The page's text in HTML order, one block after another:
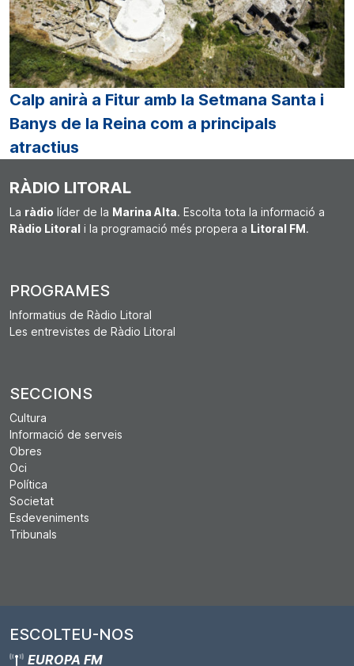
Calp anirà a Fitur amb la Setmana Santa i
Banys de la Reina com a principals
atractius
RÀDIO LITORAL
La ràdio líder de la Marina Alta. Escolta tota la informació a
Ràdio Litoral i la programació més propera a Litoral FM.
PROGRAMES
Informatius de Ràdio Litoral
Les entrevistes de Ràdio Litoral
SECCIONS
Cultura
Informació de serveis
Obres
Oci
Política
Societat
Esdeveniments
Tribunals
ESCOLTEU-NOS
EUROPA FM